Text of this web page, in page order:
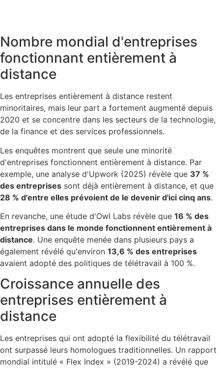
Nombre mondial d'entreprises
fonctionnant entièrement à
distance
Les entreprises entièrement à distance restent
minoritaires, mais leur part a fortement augmenté depuis
2020 et se concentre dans les secteurs de la technologie,
de la finance et des services professionnels.
Les enquêtes montrent que seule une minorité
d'entreprises fonctionnent entièrement à distance. Par
exemple, une analyse d'Upwork (2025) révèle que 37 %
des entreprises sont déjà entièrement à distance, et que
28 % d'entre elles prévoient de le devenir d'ici cinq ans.
En revanche, une étude d'Owl Labs révèle que 16 % des
entreprises dans le monde fonctionnent entièrement à
distance. Une enquête menée dans plusieurs pays a
également révélé qu'environ 13,6 % des entreprises
avaient adopté des politiques de télétravail à 100 %.
Croissance annuelle des
entreprises entièrement à
distance
Les entreprises qui ont adopté la flexibilité du télétravail
ont surpassé leurs homologues traditionnelles. Un rapport
mondial intitulé « Flex Index » (2019-2024) a révélé que